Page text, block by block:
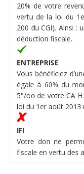
20% de votre
vertu de la loi du
200 du CGI). Ainsi :
déduction fiscale.
ENTREPRISE
Vous bénéficiez
égale à 60% du
5°/oo de votre CA
loi du 1er août 2013
IFI
Votre don ne
fiscale en vertu des